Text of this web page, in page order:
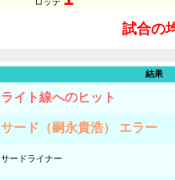
試合の
結果
ライト線へのヒット
サード（嗣永貴浩） エラー
サードライナー